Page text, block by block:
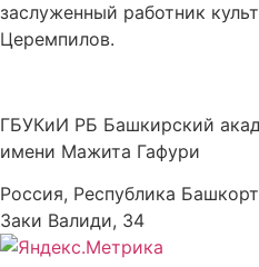
заслуженный работник
Церемпилов.
ГБУКиИ РБ Башкирский
имени Мажита Гафури
Россия, Республика
Заки Валиди, 34